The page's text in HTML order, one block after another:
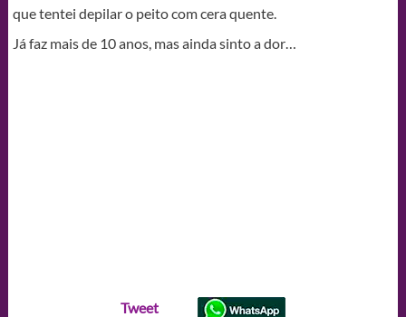
que tentei depilar o peito com cera quente.
Já faz mais de 10 anos, mas ainda sinto a dor…
Tweet